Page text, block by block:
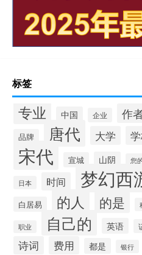
标签
专业 中国 企业 作
品牌 唐代 大学
宋代 宣城 山阴 您
日本 时间 梦幻西
白居易 的人 的是
职业 自己的 英语
诗词 费用 都是 银行